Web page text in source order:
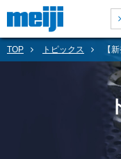
TOP トピックス 【